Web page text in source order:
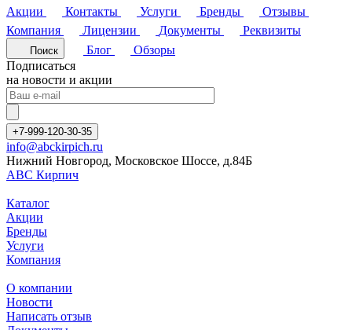
Акции
Контакты Услуги Бренды
Отзывы
Компания
Лицензии Документы Реквизиты
Поиск Блог
Обзоры
Подписаться
на новости и акции
+7-999-120-30-35
info@abckirpich.ru
Нижний Новгород, Московское Шоссе, д.84Б
АВС Кирпич
Каталог
Акции
Бренды
Услуги
Компания
О компании
Новости
Написать отзыв